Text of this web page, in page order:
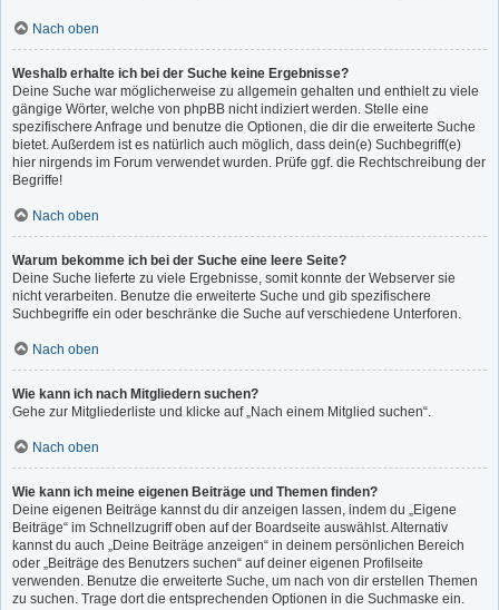
Nach oben
Weshalb erhalte ich bei der Suche keine Ergebnisse?
Deine Suche war möglicherweise zu allgemein gehalten und enthielt zu viele
gängige Wörter, welche von phpBB nicht indiziert werden. Stelle eine
spezifischere Anfrage und benutze die Optionen, die dir die erweiterte Suche
bietet. Außerdem ist es natürlich auch möglich, dass dein(e) Suchbegriff(e)
hier nirgends im Forum verwendet wurden. Prüfe ggf. die Rechtschreibung der
Begriffe!
Nach oben
Warum bekomme ich bei der Suche eine leere Seite?
Deine Suche lieferte zu viele Ergebnisse, somit konnte der Webserver sie
nicht verarbeiten. Benutze die erweiterte Suche und gib spezifischere
Suchbegriffe ein oder beschränke die Suche auf verschiedene Unterforen.
Nach oben
Wie kann ich nach Mitgliedern suchen?
Gehe zur Mitgliederliste und klicke auf „Nach einem Mitglied suchen“.
Nach oben
Wie kann ich meine eigenen Beiträge und Themen finden?
Deine eigenen Beiträge kannst du dir anzeigen lassen, indem du „Eigene
Beiträge“ im Schnellzugriff oben auf der Boardseite auswählst. Alternativ
kannst du auch „Deine Beiträge anzeigen“ in deinem persönlichen Bereich
oder „Beiträge des Benutzers suchen“ auf deiner eigenen Profilseite
verwenden. Benutze die erweiterte Suche, um nach von dir erstellen Themen
zu suchen. Trage dort die entsprechenden Optionen in die Suchmaske ein.